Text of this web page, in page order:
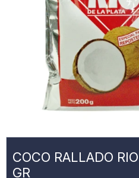
COCO RALLADO
GR